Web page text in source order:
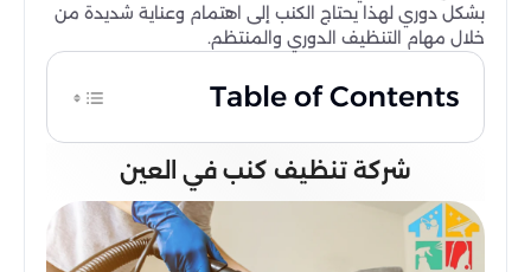
بشكل دوري لهذا يحتاج الكنب إلى اهتمام وعناية شديدة من
خلال مهام التنظيف الدوري والمنتظم.
Table of Contents
شركة تنظيف كنب في العين